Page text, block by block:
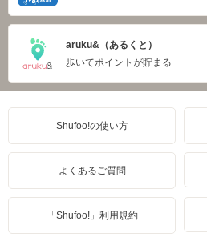
aruku&（あるくと）
歩いてポイントが貯まる
Shufoo!の使い方
よくあるご質問
「Shufoo!」利用規約